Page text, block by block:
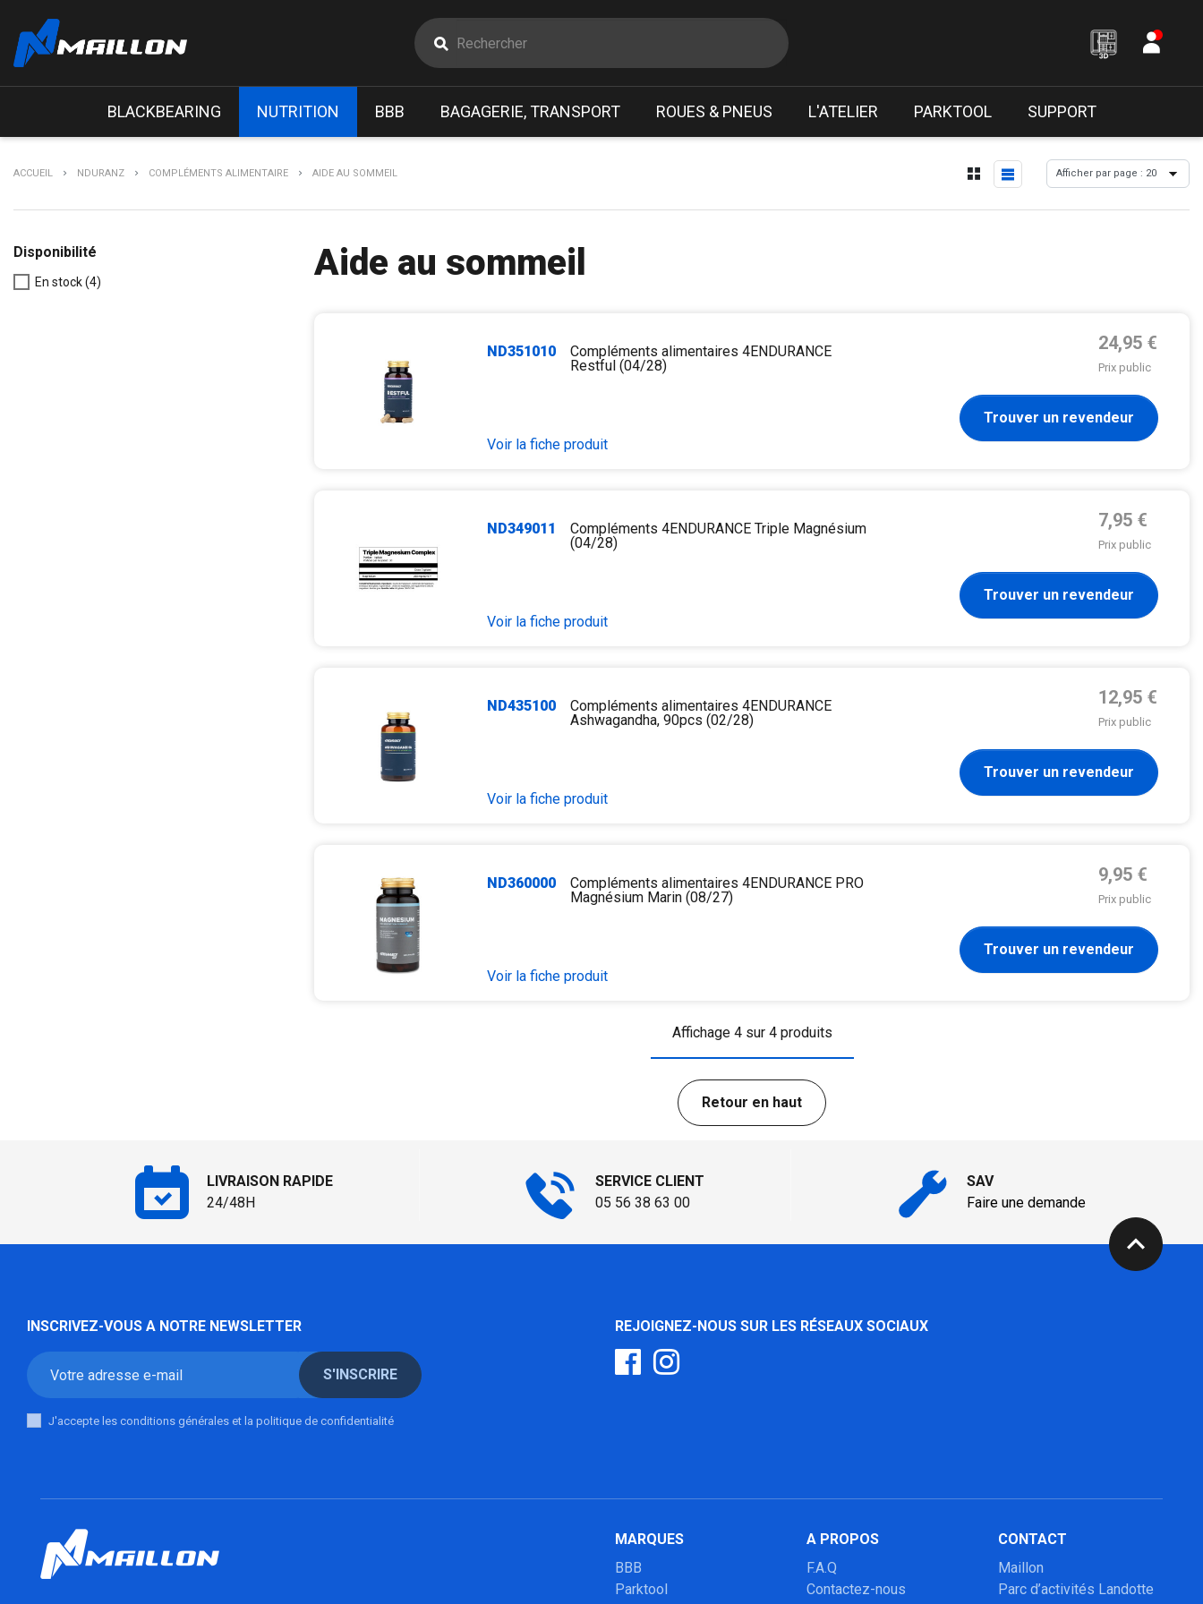
BLACKBEARING NUTRITION BBB BAGAGERIE, TRANSPORT ROUES & PNEUS L'ATELIER PARKTOOL SUPPORT
ACCUEIL NDURANZ COMPLÉMENTS ALIMENTAIRE AIDE AU SOMMEIL
Disponibilité
En stock(4) Aide au sommeil
ND351010
Compléments alimentaires 4ENDURANCE
Restful (04/28)
Voir la fiche produit
Prix de base
24,95 €
Prix public
Trouver un revendeur
ND349011
Compléments 4ENDURANCE Triple Magnésium
(04/28)
Voir la fiche produit
Prix de base
7,95 €
Prix public
Trouver un revendeur
ND435100
Compléments alimentaires 4ENDURANCE
Ashwagandha, 90pcs (02/28)
Voir la fiche produit
Prix de base
12,95 €
Prix public
Trouver un revendeur
ND360000
Compléments alimentaires 4ENDURANCE PRO
Magnésium Marin (08/27)
Voir la fiche produit
Prix de base
9,95 €
Prix public
Trouver un revendeur
Affichage 4 sur 4 produits
Retour en haut
LIVRAISON RAPIDE
24/48H
SERVICE CLIENT
05 56 38 63 00
SAV
Faire une demande
expand_less
INSCRIVEZ-VOUS A NOTRE NEWSLETTER
S'INSCRIRE
J'accepte les conditions générales et la politique de confidentialité
REJOIGNEZ-NOUS SUR LES RÉSEAUX SOCIAUX
MARQUES
BBB
Parktool
A PROPOS
F.A.Q
Contactez-nous
CONTACT
Maillon
Parc d’activités Landotte